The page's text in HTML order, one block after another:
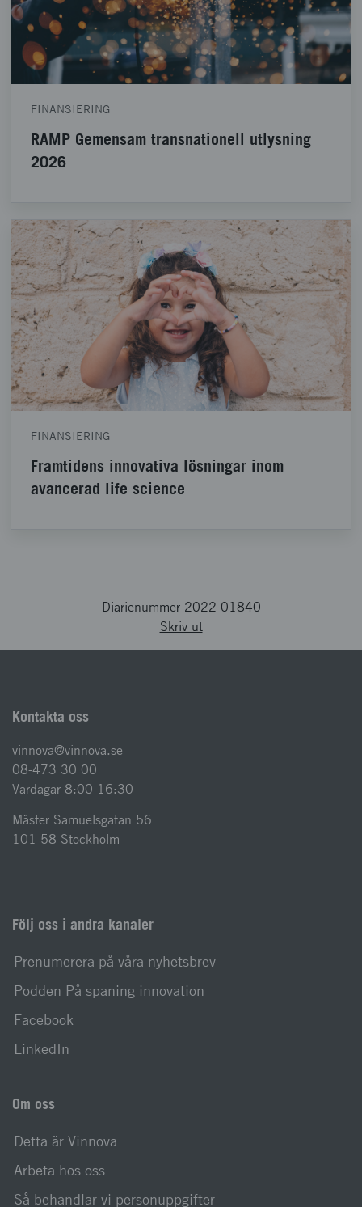
FINANSIERING
RAMP Gemensam transnationell utlysning
2026
FINANSIERING
Framtidens innovativa lösningar inom
avancerad life science
Diarienummer 2022-01840
Skriv ut
Kontakta oss
vinnova@vinnova.se
08-473 30 00
Vardagar 8:00-16:30
Mäster Samuelsgatan 56
101 58 Stockholm
Följ oss i andra kanaler
Prenumerera på våra nyhetsbrev
Podden På spaning innovation
Facebook
LinkedIn
Om oss
Detta är Vinnova
Arbeta hos oss
Så behandlar vi personuppgifter